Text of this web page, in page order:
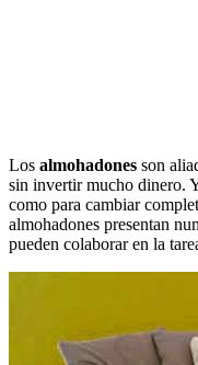
Los almohadones son
sin invertir mucho dinero.
como para cambiar
almohadones presentan
pueden colaborar en la